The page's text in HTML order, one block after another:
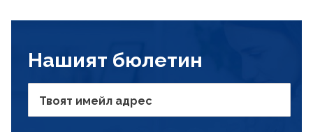
Нашият бюлетин
Твоят имейл адрес